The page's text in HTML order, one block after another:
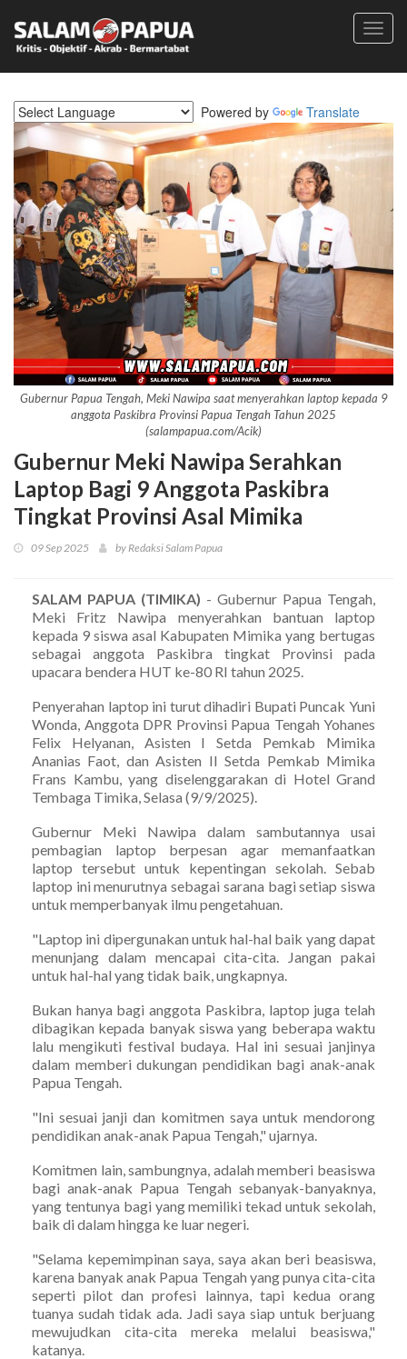
Powered by Translate
Gubernur Papua Tengah, Meki Nawipa saat menyerahkan laptop kepada 9
anggota Paskibra Provinsi Papua Tengah Tahun 2025
(salampapua.com/Acik)
Gubernur Meki Nawipa Serahkan
Laptop Bagi 9 Anggota Paskibra
Tingkat Provinsi Asal Mimika
09 Sep 2025 by Redaksi Salam Papua
SALAM PAPUA (TIMIKA) - Gubernur Papua Tengah,
Meki Fritz Nawipa menyerahkan bantuan laptop
kepada 9 siswa asal Kabupaten Mimika yang bertugas
sebagai anggota Paskibra tingkat Provinsi pada
upacara bendera HUT ke-80 RI tahun 2025.
Penyerahan laptop ini turut dihadiri Bupati Puncak Yuni
Wonda, Anggota DPR Provinsi Papua Tengah Yohanes
Felix Helyanan, Asisten I Setda Pemkab Mimika
Ananias Faot, dan Asisten II Setda Pemkab Mimika
Frans Kambu, yang diselenggarakan di Hotel Grand
Tembaga Timika, Selasa (9/9/2025).
Gubernur Meki Nawipa dalam sambutannya usai
pembagian laptop berpesan agar memanfaatkan
laptop tersebut untuk kepentingan sekolah. Sebab
laptop ini menurutnya sebagai sarana bagi setiap siswa
untuk memperbanyak ilmu pengetahuan.
"Laptop ini dipergunakan untuk hal-hal baik yang dapat
menunjang dalam mencapai cita-cita. Jangan pakai
untuk hal-hal yang tidak baik, ungkapnya.
Bukan hanya bagi anggota Paskibra, laptop juga telah
dibagikan kepada banyak siswa yang beberapa waktu
lalu mengikuti festival budaya. Hal ini sesuai janjinya
dalam memberi dukungan pendidikan bagi anak-anak
Papua Tengah.
"Ini sesuai janji dan komitmen saya untuk mendorong
pendidikan anak-anak Papua Tengah," ujarnya.
Komitmen lain, sambungnya, adalah memberi beasiswa
bagi anak-anak Papua Tengah sebanyak-banyaknya,
yang tentunya bagi yang memiliki tekad untuk sekolah,
baik di dalam hingga ke luar negeri.
"Selama kepemimpinan saya, saya akan beri beasiswa,
karena banyak anak Papua Tengah yang punya cita-cita
seperti pilot dan profesi lainnya, tapi kedua orang
tuanya sudah tidak ada. Jadi saya siap untuk berjuang
mewujudkan cita-cita mereka melalui beasiswa,"
katanya.